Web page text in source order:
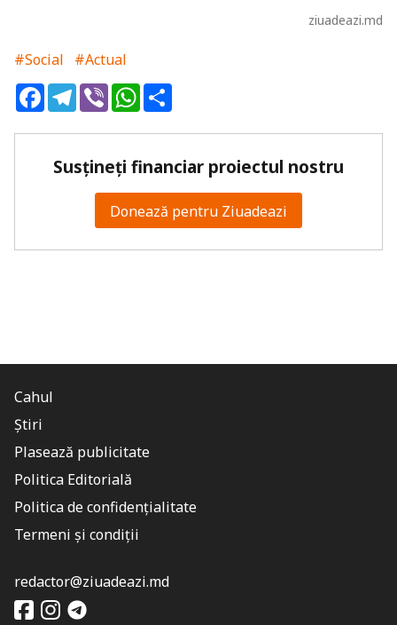
ziuadeazi.md
#Social
#Actual
FacebookTelegram
ViberWhatsApp
Susțineți financiar proiectul nostru
Donează pentru Ziuadeazi
Cahul
Știri
Plasează publicitate
Politica Editorială
Politica de confidențialitate
Termeni și condiții
redactor@ziuadeazi.md